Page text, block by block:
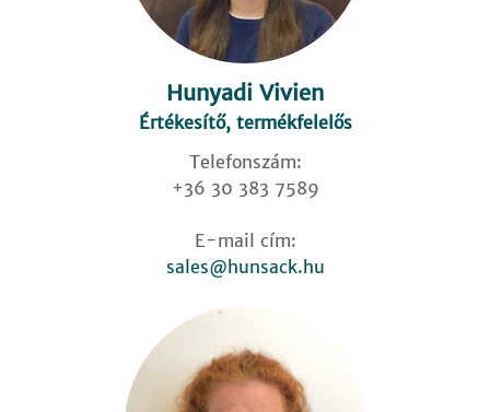
Hunyadi Vivien
Értékesítő, termékfelelős
Telefonszám:
+36 30 383 7589
E-mail cím:
sales@hunsack.hu